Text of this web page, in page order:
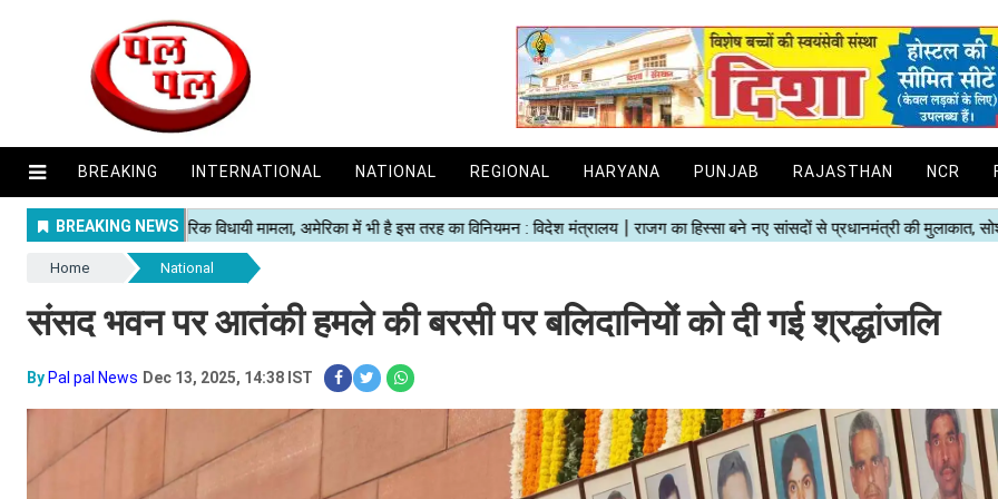
BREAKING INTERNATIONAL NATIONAL REGIONAL HARYANA PUNJAB RAJASTHAN NCR
Home National
संसद भवन पर आतंकी हमले की बरसी पर बलिदानियों को दी गई श्रद्धांजलि
By Pal pal News Dec 13, 2025, 14:38 IST